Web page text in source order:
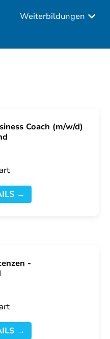
Weiterbildungen
Coach (m/w/d)
→
-
→